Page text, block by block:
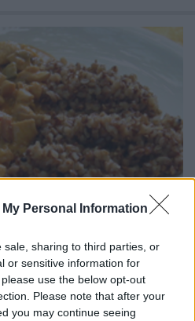
Personal Information
sale, sharing to third parties, or
or sensitive information for
use the below opt-out
Please note that after your
you may continue seeing
és hajdina